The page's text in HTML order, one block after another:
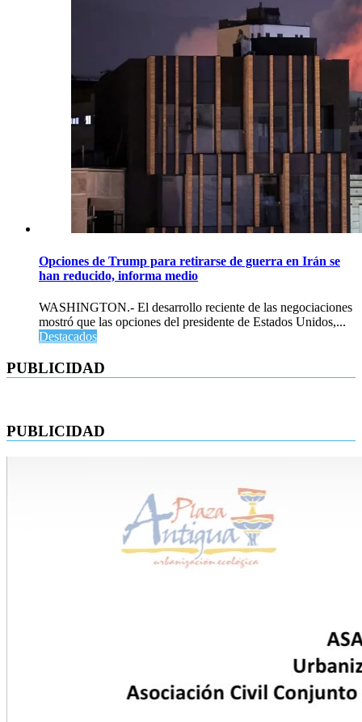
Opciones de Trump para retirarse de guerra en Irán se
han reducido, informa medio
WASHINGTON.- El desarrollo reciente de las negociaciones
mostró que las opciones del presidente de Estados Unidos,...
Destacados
PUBLICIDAD
PUBLICIDAD